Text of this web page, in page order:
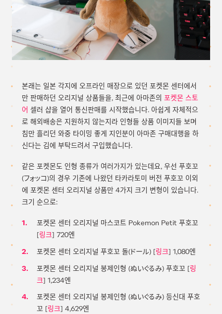
본래는 일본 각지에 오프라인 매장으로 있던 포켓몬 센터에서
만 판매하던 오리지널 상품들을, 최근에 아마존의 포켓몬 스토
어 셀러 샵을 열어 통신판매를 시작했습니다. 아쉽게 자체적으
로 해외배송은 지원하지 않는지라 인형들 상품 이미지들 보며
침만 흘리던 와중 타이밍 좋게 지인분이 아마존 구매대행을 하
신다는 김에 부탁드려서 구입했습니다.
같은 포켓몬도 인형 종류가 여러가지가 있는데요, 우선 푸호꼬
(フォッコ)의 경우 기존에 나왔던 타카라토미 버전 푸호꼬 이외
에 포켓몬 센터 오리지널 상품만 4가지 크기 변형이 있습니다.
크기 순으로:
포켓몬 센터 오리지널 마스코트 Pokemon Petit 푸호꼬
[링크] 720엔
포켓몬 센터 오리지널 푸호꼬 돌(ドール) [링크] 1,080엔
포켓몬 센터 오리지널 봉제인형 (ぬいぐるみ) 푸호꼬 [링
크] 1,234엔
포켓몬 센터 오리지널 봉제인형 (ぬいぐるみ) 등신대 푸호
꼬 [링크] 4,629엔